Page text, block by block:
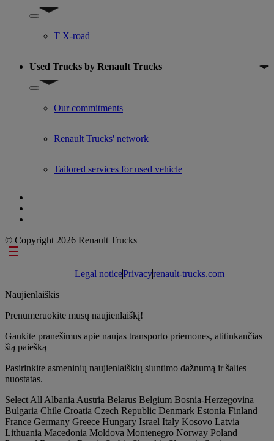
Show submenu for Used trucks offers
T X-road
Used Trucks by Renault Trucks
Show submenu for Used Trucks by Renault Trucks
Our commitments
Renault Trucks' network
Tailored services for used vehicle
© Copyright 2026 Renault Trucks
Footer links
Legal noticePrivacyrenault-trucks.com
Naujienlaiškis
Prenumeruokite mūsų naujienlaiškį!
Gaukite pranešimus apie naujas transporto priemones, atitinkančias
šią paiešką
Pasirinkite asmeninių naujienlaiškių siuntimo dažnumą ir šalies
nuostatas.
Select All Albania Austria Belarus Belgium Bosnia-Herzegovina
Bulgaria Chile Croatia Czech Republic Denmark Estonia Finland
France Germany Greece Hungary Israel Italy Kosovo Latvia
Lithuania Macedonia Moldova Montenegro Norway Poland